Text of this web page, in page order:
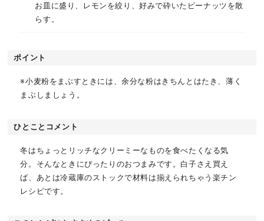
お皿に盛り、レモンを絞り、好みで砕いたピーナッツを散
らす。
ポイント
※小麦粉をまぶすときには、余分な粉はきちんとはたき、薄く
まぶしましょう。
ひとことコメント
冬はちょっとリッチなクリーミーなものを食べたくなる気
分。そんなときにぴったりのおつまみです。白子さえ買え
ば、あとは冷蔵庫のストックで材料は揃えられちゃう楽チン
レシピです。